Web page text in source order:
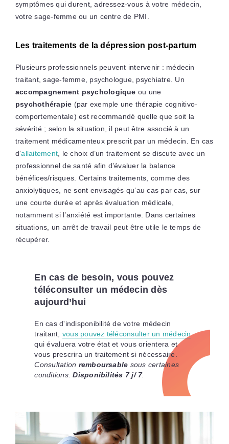
symptômes qui durent, adressez-vous à votre médecin,
votre sage-femme ou un centre de PMI.
Les traitements de la dépression post-partum
Plusieurs professionnels peuvent intervenir : médecin
traitant, sage-femme, psychologue, psychiatre. Un
accompagnement psychologique ou une
psychothérapie (par exemple une thérapie cognitivo-
comportementale) est recommandé quelle que soit la
sévérité ; selon la situation, il peut être associé à un
traitement médicamenteux prescrit par un médecin. En cas
d’allaitement , le choix d’un traitement se discute avec un
professionnel de santé afin d’évaluer la balance
bénéfices/risques. Certains traitements, comme des
anxiolytiques, ne sont envisagés qu’au cas par cas, sur
une courte durée et après évaluation médicale,
notamment si l’anxiété est importante. Dans certaines
situations, un arrêt de travail peut être utile le temps de
récupérer.
En cas de besoin, vous pouvez
téléconsulter un médecin dès
aujourd’hui
En cas d'indisponibilité de votre médecin
traitant, vous pouvez téléconsulter un médecin
qui évaluera votre état et vous orientera et
vous prescrira un traitement si nécessaire.
Consultation remboursable sous certaines
conditions.Disponibilités 7 j/ 7.